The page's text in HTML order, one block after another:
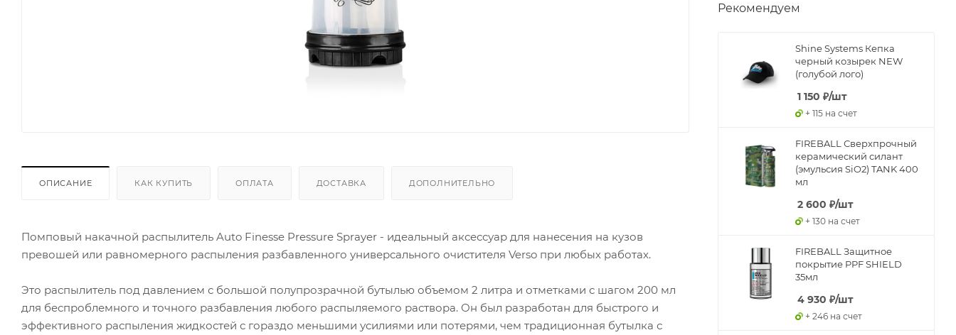
ОПИСАНИЕ КАК КУПИТЬ ОПЛАТА ДОСТАВКА ДОПОЛНИТЕЛЬНО
Помповый накачной распылитель Auto Finesse Pressure Sprayer - идеальный аксессуар для нанесения на кузов
превошей или равномерного распыления разбавленного универсального очистителя Verso при любых работах.
Это распылитель под давлением с большой полупрозрачной бутылью объемом 2 литра и отметками с шагом 200 мл
для беспроблемного и точного разбавления любого распыляемого раствора. Он был разработан для быстрого и
эффективного распыления жидкостей с гораздо меньшими усилиями или потерями, чем традиционная бутылка с
Рекомендуем
Shine Systems Кепка
черный козырек NEW
(голубой лого)
1 150 ₽/шт
+ 115 на счет
FIREBALL Сверхпрочный
керамический силант
(эмульсия SiO2) TANK 400
мл
2 600 ₽/шт
+ 130 на счет
FIREBALL Защитное
покрытие PPF SHIELD
35мл
4 930 ₽/шт
+ 246 на счет